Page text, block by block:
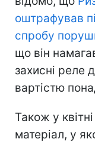
оштрафував
спробу
що він
захисні реле
вартістю
Також у
матеріал, у